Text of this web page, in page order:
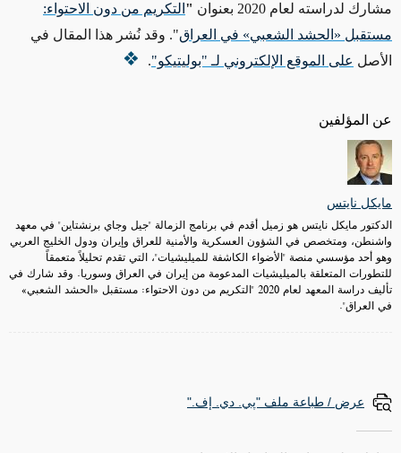
عن المؤلفين
مايكل نايتس
الدكتور مايكل نايتس هو زميل أقدم في برنامج الزمالة "جيل وجاي برنشتاين" في معهد
واشنطن، ومتخصص في الشؤون العسكرية والأمنية للعراق وإيران ودول الخليج العربي
وهو أحد مؤسسي منصة "الأضواء الكاشفة للميليشيات"، التي تقدم تحليلاً متعمقاً
للتطورات المتعلقة بالميليشيات المدعومة من إيران في العراق وسوريا. وقد شارك في
تأليف دراسة المعهد لعام 2020 "التكريم من دون الاحتواء: مستقبل «الحشد الشعبي»
في العراق".
مشارك لدراسته لعام 2020 بعنوان
" التكريم من دون الاحتواء:
مستقبل «الحشد الشعبي» في العراق". وقد نُشر هذا المقال في
الأصل على الموقع الإلكتروني لـ "بوليتيكو".
عرض / طباعة ملف "پي. دي. إف."